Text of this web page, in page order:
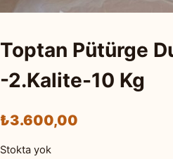
Toptan Pütürge
-2.Kalite-10 Kg
₺3.600,00
Stokta yok